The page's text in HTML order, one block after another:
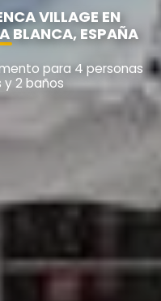
VILLAGE EN
BLANCA, ESPAÑA
para 4 personas
2 baños